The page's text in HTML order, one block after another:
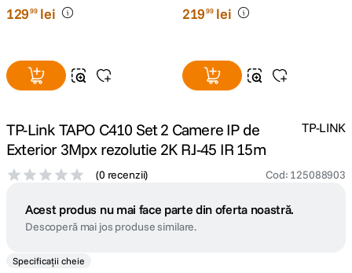
12999 lei 21999 lei
TP-Link TAPO C410 Set 2 Camere IP de
Exterior 3Mpx rezolutie 2K RJ-45 IR 15m
(0 recenzii) Cod: 125088903
TP-LINK
Acest produs nu mai face parte din oferta noastră.
Descoperă mai jos produse similare.
Specificații cheie